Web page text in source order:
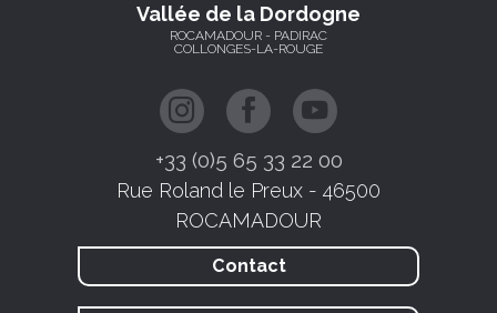
Vallée de la Dordogne
ROCAMADOUR - PADIRAC
COLLONGES-LA-ROUGE
+33 (0)5 65 33 22 00
Rue Roland le Preux - 46500
ROCAMADOUR
Contact